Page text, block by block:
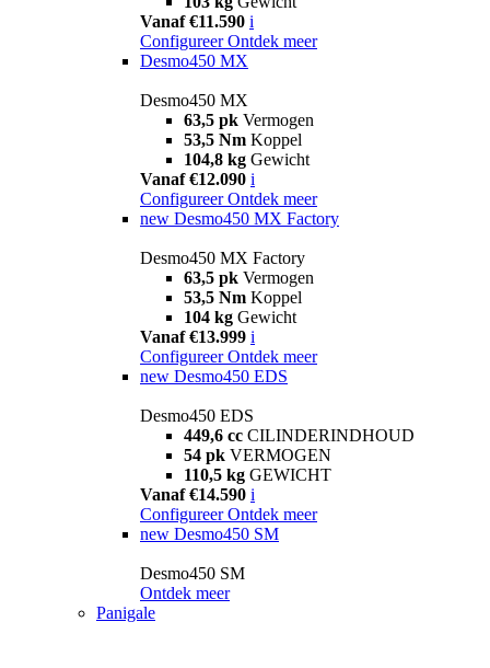
Vanaf €11.590 i
Configureer Ontdek meer
Desmo450 MX
Desmo450 MX
63,5 pk Vermogen
53,5 Nm Koppel
104,8 kg Gewicht
Vanaf €12.090 i
Configureer Ontdek meer
new Desmo450 MX Factory
Desmo450 MX Factory
63,5 pk Vermogen
53,5 Nm Koppel
104 kg Gewicht
Vanaf €13.999 i
Configureer Ontdek meer
new Desmo450 EDS
Desmo450 EDS
449,6 cc CILINDERINDHOUD
54 pk VERMOGEN
110,5 kg GEWICHT
Vanaf €14.590 i
Configureer Ontdek meer
new Desmo450 SM
Desmo450 SM
Ontdek meer
Panigale